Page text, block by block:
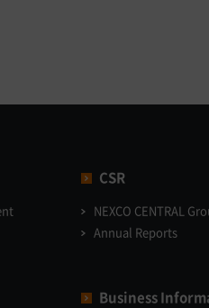
CSR
NEXCO CENTRAL
Annual Reports
Business